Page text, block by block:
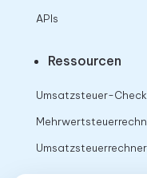
APIs
Ressourcen
Umsatzsteuer-
Umsatzsteuerrechner